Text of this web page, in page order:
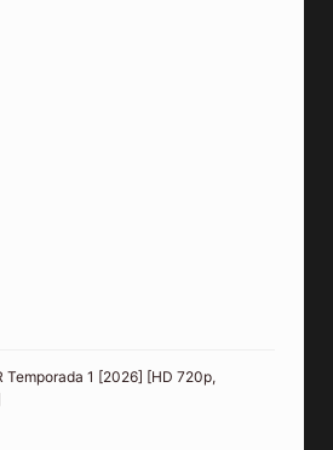
Temporada 1 [2026] [HD 720p,